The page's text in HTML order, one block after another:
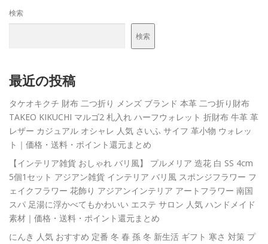
検索
検索
最近の投稿
タケオキクチ 財布 二つ折り メンズ ブランド 本革 二つ折り財布
TAKEO KIKUCHI マルゴ2 札入れ ハーフウォレット 折財布 牛革 革
レザー カジュアル オシャレ 人気 さいふ サイフ 革小物 ウォレッ
ト｜価格・送料・ポイント還元まとめ
【インテリア雑貨 おしゃれ バリ風】 プルメリア 造花 白 SS 4cm
5個1セット アジアン雑貨 インテリア バリ風 スポンジフラワー フ
ェイクフラワー 花飾り アジアンインテリア アートフラワー 南国
スパ 足湯に浮かべてもかわいい エステ サロン 人気 ハンドメイド
素材｜価格・送料・ポイント還元まとめ
にんき 人気 おすすめ 定番 冬 春 孫 冬 新生活 ギフト 寒さ 対策 プ